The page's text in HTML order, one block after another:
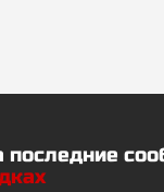
последние